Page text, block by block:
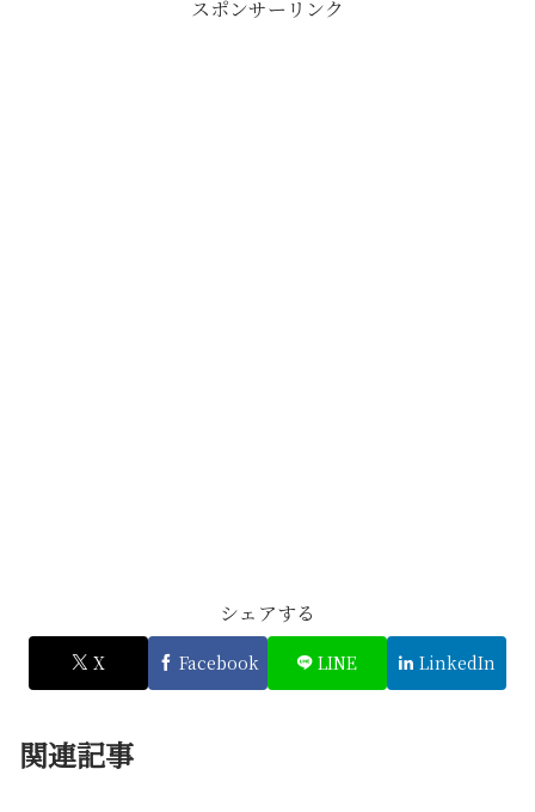
スポンサーリンク
シェアする
X Facebook LINE LinkedIn
関連記事